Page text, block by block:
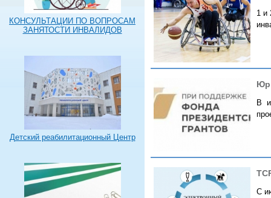
КОНСУЛЬТАЦИИ ПО ВОПРОСАМ
ЗАНЯТОСТИ ИНВАЛИДОВ
Детский реабилитационный Центр
1 и
В
​С